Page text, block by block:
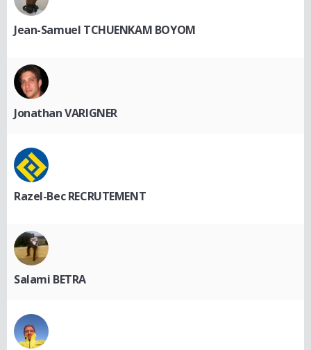
Jean-Samuel TCHUENKAM BOYOM
Jonathan VARIGNER
Razel-Bec RECRUTEMENT
Salami BETRA